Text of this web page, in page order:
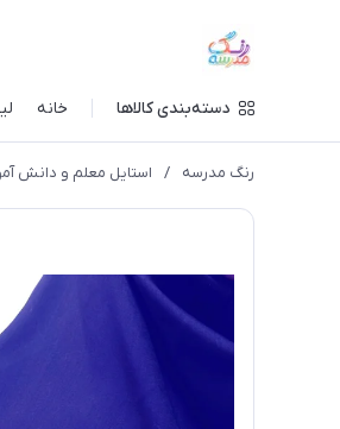
دسته‌بندی کالاها خانه
رنگ مدرسه / استایل معلم و دانش